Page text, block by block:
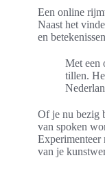
Een online
Naast het
en
Met een
tillen.
Of je nu bezig
van spoken
Experimenteer
van je